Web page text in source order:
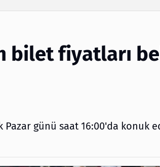
bilet fiyatları
günü saat 16:00'da konuk